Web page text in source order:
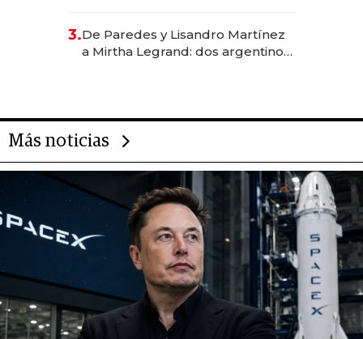
las marcas "fast premium"
3.De Paredes y Lisandro Martínez
a Mirtha Legrand: dos argentinos
Más noticias